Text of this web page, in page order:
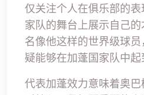
仅关注个人在俱乐部的
家队的舞台上展示自己
名像他这样的世界级球
疑能够在加蓬国家队中起
代表加蓬效力意味着奥